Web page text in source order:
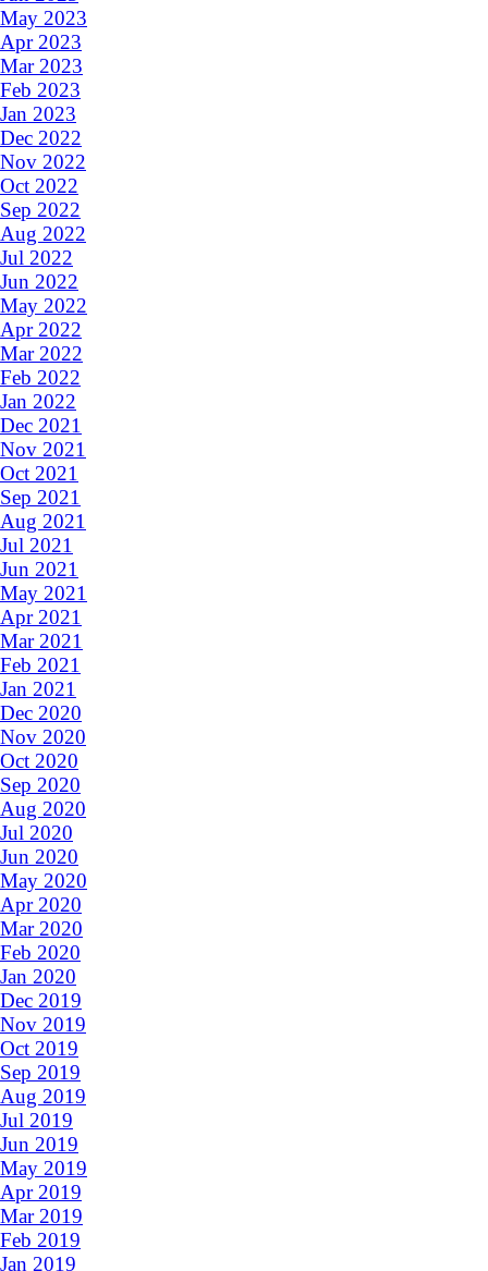
May 2023
Apr 2023
Mar 2023
Feb 2023
Jan 2023
Dec 2022
Nov 2022
Oct 2022
Sep 2022
Aug 2022
Jul 2022
Jun 2022
May 2022
Apr 2022
Mar 2022
Feb 2022
Jan 2022
Dec 2021
Nov 2021
Oct 2021
Sep 2021
Aug 2021
Jul 2021
Jun 2021
May 2021
Apr 2021
Mar 2021
Feb 2021
Jan 2021
Dec 2020
Nov 2020
Oct 2020
Sep 2020
Aug 2020
Jul 2020
Jun 2020
May 2020
Apr 2020
Mar 2020
Feb 2020
Jan 2020
Dec 2019
Nov 2019
Oct 2019
Sep 2019
Aug 2019
Jul 2019
Jun 2019
May 2019
Apr 2019
Mar 2019
Feb 2019
Jan 2019